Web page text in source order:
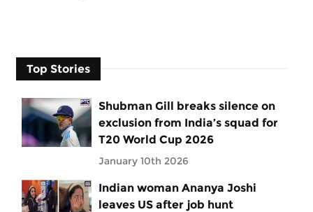
Top Stories
Shubman Gill breaks silence on
exclusion from India’s squad for
T20 World Cup 2026
January 10th 2026
Indian woman Ananya Joshi
leaves US after job hunt